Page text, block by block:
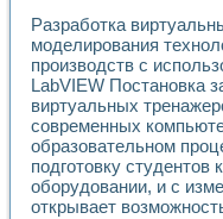
Разработка
моделирования
производств с
LabVIEW Постановка
виртуальных
современных
образовательном
подготовку студентов
оборудовании, и с
открывает